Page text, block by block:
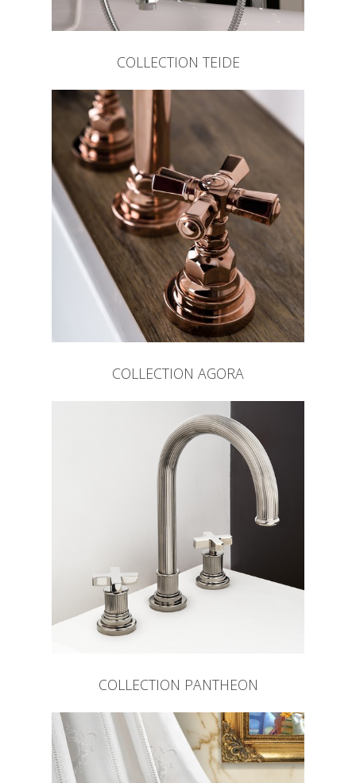
COLLECTION TEIDE
COLLECTION AGORA
COLLECTION PANTHEON